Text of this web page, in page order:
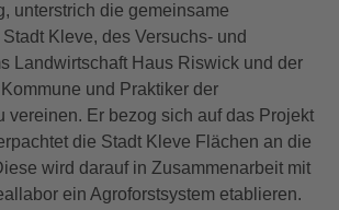
unterstrich die gemeinsame
Kleve, des Versuchs- und
Landwirtschaft Haus Riswick und der
und Praktiker der
vereinen. Er bezog sich auf das Projekt
die Stadt Kleve Flächen an die
wird darauf in Zusammenarbeit mit
ein Agroforstsystem etablieren.